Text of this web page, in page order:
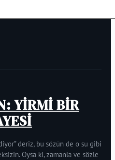
YİRMİ BİR
deriz, bu sözün de o su gibi
Oysa ki, zamanla ve sözle